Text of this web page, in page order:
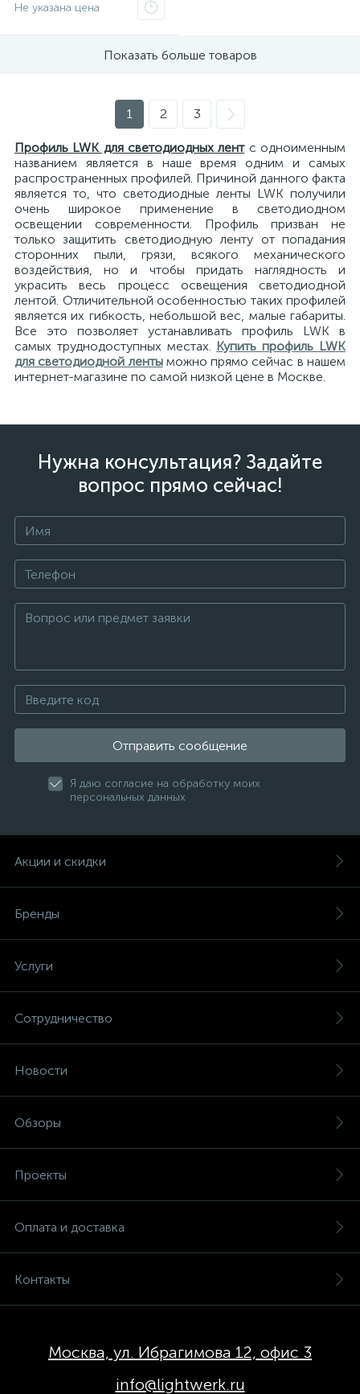
Не указана цена
Показать больше товаров
1 2 3
Профиль LWK для светодиодных лентс одноименным
названием является в наше время одним и самых
распространенных профилей. Причиной данного факта
является то, что светодиодные ленты LWK получили
очень широкое применение в светодиодном
освещении современности. Профиль призван не
только защитить светодиодную ленту от попадания
сторонних пыли, грязи, всякого механического
воздействия, но и чтобы придать наглядность и
украсить весь процесс освещения светодиодной
лентой. Отличительной особенностью таких профилей
является их гибкость, небольшой вес, малые габариты.
Все это позволяет устанавливать профиль LWK в
самых труднодоступных местах. Купить профиль LWK
для светодиодной лентыможно прямо сейчас в нашем
интернет-магазине по самой низкой цене в Москве.
Нужна консультация? Задайте
вопрос прямо сейчас!
Отправить сообщение
Я даю согласие на обработку моих
персональных данных
Акции и скидки
Бренды
Услуги
Сотрудничество
Новости
Обзоры
Проекты
Оплата и доставка
Контакты
Москва, ул. Ибрагимова 12, офис 3
info@lightwerk.ru